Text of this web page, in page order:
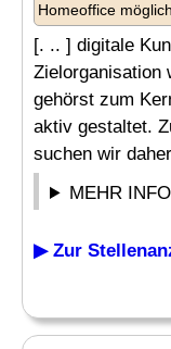
Homeoffice möglich
[. .. ] digitale
Zielorganisation
gehörst zum
aktiv gestaltet.
suchen wir
MEHR
▶ Zur